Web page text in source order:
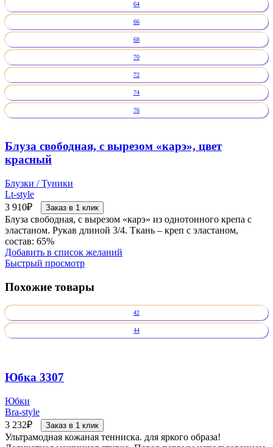
64
66
68
70
72
74
76
Блуза свободная, с вырезом «карэ», цвет
красный
Блузки / Туники
Lt-style
3 910₽ Заказ в 1 клик
Блуза свободная, с вырезом «карэ» из однотонного крепа с
эластаном. Рукав длиной 3/4. Ткань – креп с эластаном,
состав: 65%
Добавить в список желаний
Быстрый просмотр
Похожие товары
42
44
Юбка 3307
Юбки
Bra-style
3 232₽ Заказ в 1 клик
Ультрамодная кожаная тенниска. для яркого образа!